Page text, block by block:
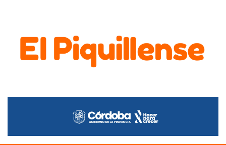
El Piquillense